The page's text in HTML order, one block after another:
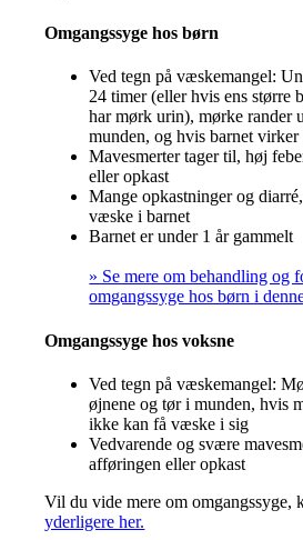
Omgangssyge hos børn
Ved tegn på væskemangel:
24 timer (eller hvis ens større
har mørk urin), mørke rander
munden, og hvis barnet
Mavesmerter tager til, høj
eller opkast
Mange opkastninger og
væske i barnet
Barnet er under 1 år gammelt
» Se mere om behandling og
omgangssyge hos børn i
Omgangssyge hos voksne
Ved tegn på væskemangel:
øjnene og tør i munden, hvis
ikke kan få væske i sig
Vedvarende og svære
afføringen eller opkast
Vil du vide mere om omgangssyge,
yderligere her.